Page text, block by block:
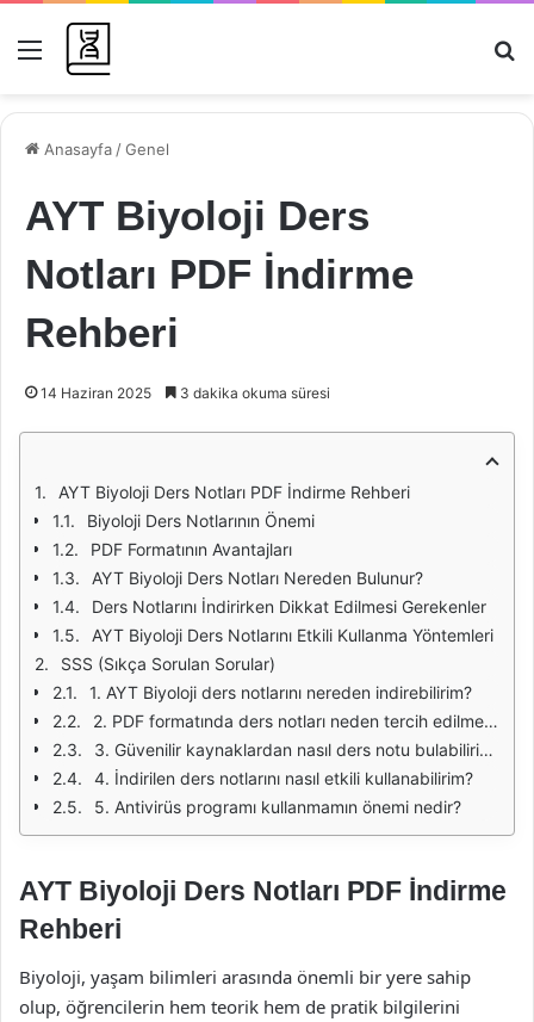
Menü
Anasayfa /Genel
AYT Biyoloji Ders
Notları PDF İndirme
Rehberi
14 Haziran 2025 3 dakika okuma süresi
AYT Biyoloji Ders Notları PDF İndirme Rehberi
Biyoloji Ders Notlarının Önemi
PDF Formatının Avantajları
AYT Biyoloji Ders Notları Nereden Bulunur?
Ders Notlarını İndirirken Dikkat Edilmesi Gerekenler
AYT Biyoloji Ders Notlarını Etkili Kullanma Yöntemleri
SSS (Sıkça Sorulan Sorular)
1. AYT Biyoloji ders notlarını nereden indirebilirim?
2. PDF formatında ders notları neden tercih edilmelidir?
3. Güvenilir kaynaklardan nasıl ders notu bulabilirim?
4. İndirilen ders notlarını nasıl etkili kullanabilirim?
5. Antivirüs programı kullanmamın önemi nedir?
AYT Biyoloji Ders Notları PDF İndirme
Rehberi
Biyoloji, yaşam bilimleri arasında önemli bir yere sahip
olup, öğrencilerin hem teorik hem de pratik bilgilerini